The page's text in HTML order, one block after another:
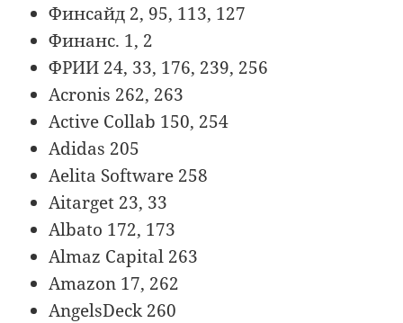
Финсайд 2, 95, 113, 127
Финанс. 1, 2
ФРИИ 24, 33, 176, 239, 256
Acronis 262, 263
Active Collab 150, 254
Adidas 205
Aelita Software 258
Aitarget 23, 33
Albato 172, 173
Almaz Capital 263
Amazon 17, 262
AngelsDeck 260